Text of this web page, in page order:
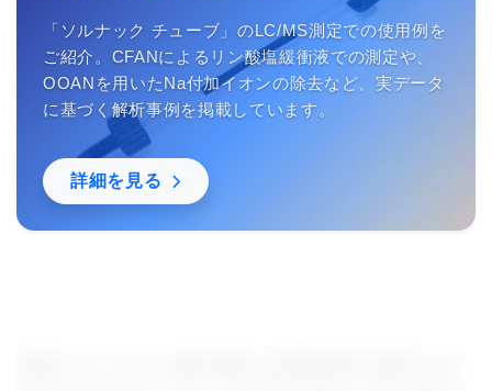
「ソルナック チューブ」のLC/MS測定での使用例を
ご紹介。CFANによるリン酸塩緩衝液での測定や、
OOANを用いたNa付加イオンの除去など、実データ
に基づく解析事例を掲載しています。
詳細を見る